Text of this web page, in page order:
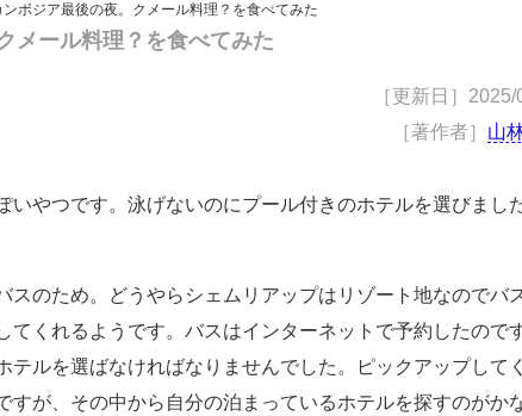
ンボジア最後の夜。クメール料理？を食べてみた
メール料理？を食べてみた
［更新日］ 2025/
［著作者］ 山
いやつです。泳げないのにプール付きのホテルを選びました
スのため。どうやらシェムリアップはリゾート地なのでバ
てくれるようです。バスはインターネットで予約したので
テルを選ばなければなりませんでした。ピックアップして
すが、その中から自分の泊まっているホテルを探すのがか